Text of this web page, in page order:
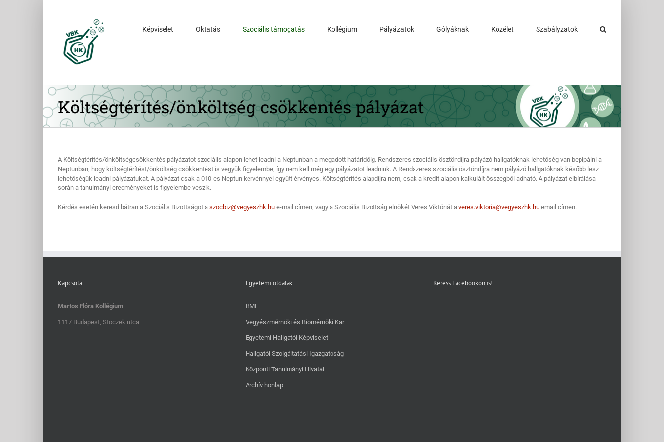
Képviselet Oktatás Szociális támogatás Kollégium Pályázatok Gólyáknak Közélet Szabályzatok
Költségtérítés/önköltség csökkentés pályázat
A Költségtérítés/önköltségcsökkentés pályázatot szociális alapon lehet leadni a Neptunban a megadott határidőig. Rendszeres szociális ösztöndíjra pályázó hallgatóknak lehetőség van bepipálni a
Neptunban, hogy költségtérítést/önköltség csökkentést is vegyük figyelembe, így nem kell még egy pályázatot leadniuk. A Rendszeres szociális ösztöndíjra nem pályázó hallgatóknak később lesz
lehetőségük leadni pályázatukat. A pályázat csak a 010-es Neptun kérvénnyel együtt érvényes. Költségtérítés alapdíjra nem, csak a kredit alapon kalkulált összegből adható. A pályázat elbírálása
során a tanulmányi eredményeket is figyelembe veszik.
Kérdés esetén keresd bátran a Szociális Bizottságot a szocbiz@vegyeszhk.hu e-mail címen, vagy a Szociális Bizottság elnökét Veres Viktóriát a veres.viktoria@vegyeszhk.hu email címen.
Kapcsolat
Martos Flóra Kollégium
1117 Budapest, Stoczek utca
Egyetemi oldalak
BME
Vegyészmérnöki és Biomérnöki Kar
Egyetemi Hallgatói Képviselet
Hallgatói Szolgáltatási Igazgatóság
Központi Tanulmányi Hivatal
Archív honlap
Keress Facebookon is!